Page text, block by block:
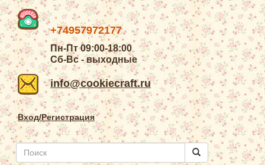
+74957972177
Пн-Пт 09:00-18:00
Сб-Вс - выходные
info@cookiecraft.ru
Вход/Регистрация